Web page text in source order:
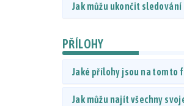
Jak můžu ukončit
PŘÍLOHY
Jaké přílohy jsou na tomto
Jak můžu najít všechny